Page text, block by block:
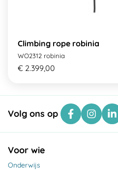
Climbing rope robinia
WO2312 robinia
€ 2.399,00
Volg ons op
Voor wie
Onderwijs